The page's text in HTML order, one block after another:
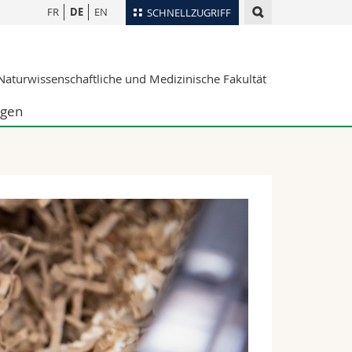
SCHNELLZUGRIFF
Ortsplan
Webmail
FR DE EN
und Medizinische Fakultät